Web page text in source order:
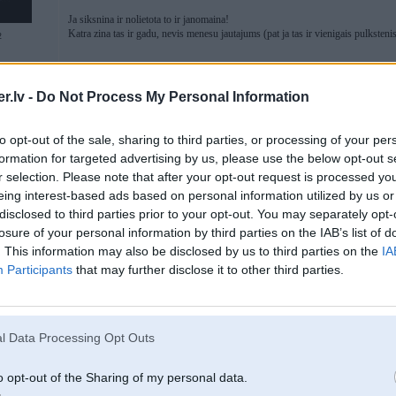
- Do Not Process My Personal Information
opt-out of the sale, sharing to third parties, or processing of your
for targeted advertising by us, please use the below opt-out
selection. Please note that after your opt-out request is processed
interest-based ads based on personal information utilized by us
to third parties prior to your opt-out. You may separately
of your personal information by third parties on the IAB’s list of
This information may also be disclosed by us to third parties on the
Participants that may further disclose it to other third parties.
Data Processing Opt Outs
opt-out of the Sharing of my personal data.
Ja siksnina ir nolietota to ir janomaina!
Katra zina tas ir gadu, nevis menesu jautajums (pat ja tas ir vienigais
man arii ir triis pulkstenji, viens telefonaa, otrs otraa telefonaa, treshais
pulkstenii paskatiijies laiku esmu kaadas triis reizes
Ko labu varat ieteikt līdz 100 Ls?
No pulksteņu brendiem neko nesaprotu